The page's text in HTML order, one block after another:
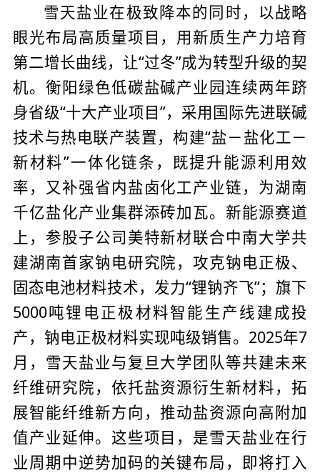
雪天盐业在极致降本的同时，以战略
眼光布局高质量项目，用新质生产力培育
第二增长曲线，让“过冬”成为转型升级的契
机。衡阳绿色低碳盐碱产业园连续两年跻
身省级“十大产业项目”，采用国际先进联碱
技术与热电联产装置，构建“盐－盐化工－
新材料”一体化链条，既提升能源利用效
率，又补强省内盐卤化工产业链，为湖南
千亿盐化产业集群添砖加瓦。新能源赛道
上，参股子公司美特新材联合中南大学共
建湖南首家钠电研究院，攻克钠电正极、
固态电池材料技术，发力“锂钠齐飞”；旗下
5000吨锂电正极材料智能生产线建成投
产，钠电正极材料实现吨级销售。2025年7
月，雪天盐业与复旦大学团队等共建未来
纤维研究院，依托盐资源衍生新材料，拓
展智能纤维新方向，推动盐资源向高附加
值产业延伸。这些项目，是雪天盐业在行
业周期中逆势加码的关键布局，即将打入